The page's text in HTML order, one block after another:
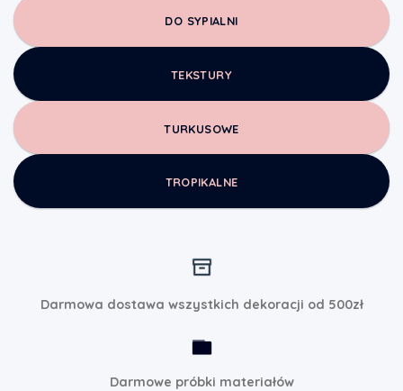
DO SYPIALNI
TEKSTURY
TURKUSOWE
TROPIKALNE
Darmowa dostawa wszystkich dekoracji od 500zł
Darmowe próbki materiałów